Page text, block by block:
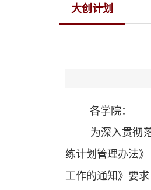
大创计划
各学院：
为深入贯彻
练计划管理办法
工作的通知》要